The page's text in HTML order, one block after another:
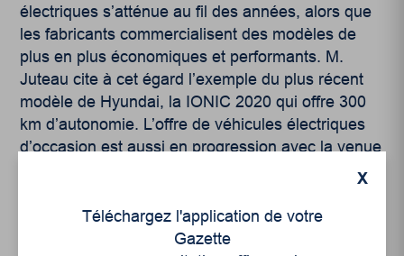
électriques s’atténue au fil des années, alors que
les fabricants commercialisent des modèles de
plus en plus économiques et performants. M.
Juteau cite à cet égard l’exemple du plus récent
modèle de Hyundai, la IONIC 2020 qui offre 300
km d’autonomie. L’offre de véhicules électriques
d’occasion est aussi en progression avec la venue
conjuguer son désir de conduire un véhicule
moins polluant à celui d’avoir une plus grande
X
Téléchargez l'application de votre
Gazette